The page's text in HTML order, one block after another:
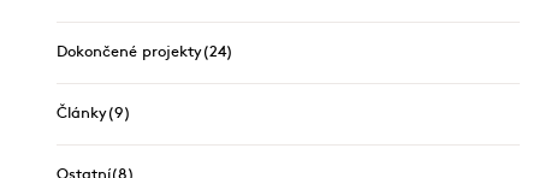
Dokončené projekty(24)
Články(9)
Ostatní(8)